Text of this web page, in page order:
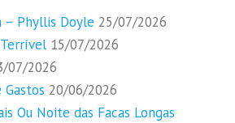
– Phyllis Doyle 25/07/2026
15/07/2026
07/2026
20/06/2026
Ou Noite das Facas Longas